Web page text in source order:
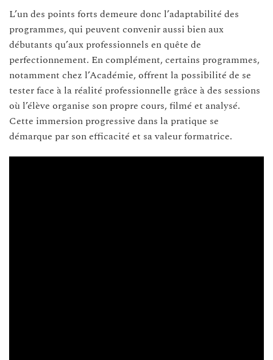
L’un des points forts demeure donc l’adaptabilité des
programmes, qui peuvent convenir aussi bien aux
débutants qu’aux professionnels en quête de
perfectionnement. En complément, certains programmes,
notamment chez l’Académie, offrent la possibilité de se
tester face à la réalité professionnelle grâce à des sessions
où l’élève organise son propre cours, filmé et analysé.
Cette immersion progressive dans la pratique se
démarque par son efficacité et sa valeur formatrice.